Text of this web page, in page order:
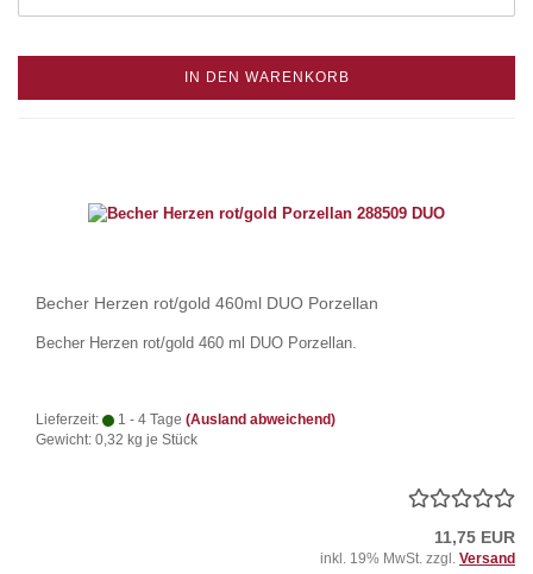
IN DEN WARENKORB
Becher Herzen rot/gold 460ml DUO Porzellan
Becher Herzen rot/gold 460 ml DUO Porzellan.
Lieferzeit: 1 - 4 Tage (Ausland abweichend)
Gewicht: 0,32 kg je Stück
11,75 EUR
inkl. 19% MwSt. zzgl. Versand